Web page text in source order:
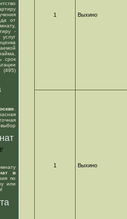
от
-
срок
(495)
в
по
или
1 Выхино
1 Выхино